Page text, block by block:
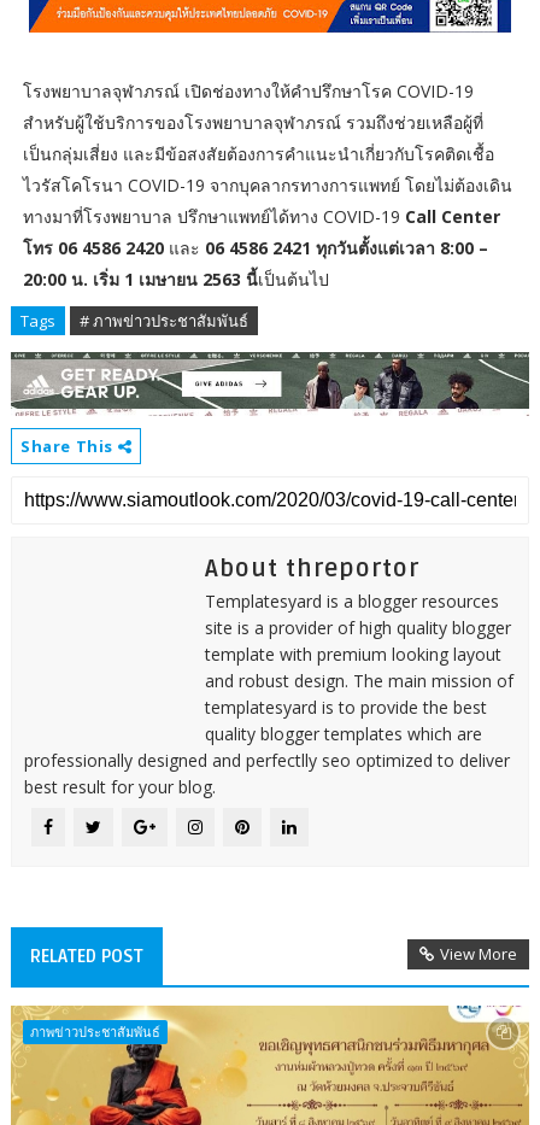
โรงพยาบาลจุฬาภรณ์ เปิดช่องทางให้คำปรึกษาโรค COVID-19
สำหรับผู้ใช้บริการของโรงพยาบาลจุฬาภรณ์ รวมถึงช่วยเหลือผู้ที่
เป็นกลุ่มเสี่ยง และมีข้อสงสัยต้องการคำแนะนำเกี่ยวกับโรคติดเชื้อ
ไวรัสโคโรนา COVID-19 จากบุคลากรทางการแพทย์ โดยไม่ต้องเดิน
ทางมาที่โรงพยาบาล ปรึกษาแพทย์ได้ทาง COVID-19 Call Center
โทร 06 4586 2420 และ 06 4586 2421 ทุกวันตั้งแต่เวลา 8:00 –
20:00 น. เริ่ม 1 เมษายน 2563 นี้เป็นต้นไป
Tags # ภาพข่าวประชาสัมพันธ์
Share This
About threportor
Templatesyard is a blogger resources
site is a provider of high quality blogger
template with premium looking layout
and robust design. The main mission of
templatesyard is to provide the best
quality blogger templates which are
professionally designed and perfectlly seo optimized to deliver
best result for your blog.
RELATED POST View More
ภาพข่าวประชาสัมพันธ์